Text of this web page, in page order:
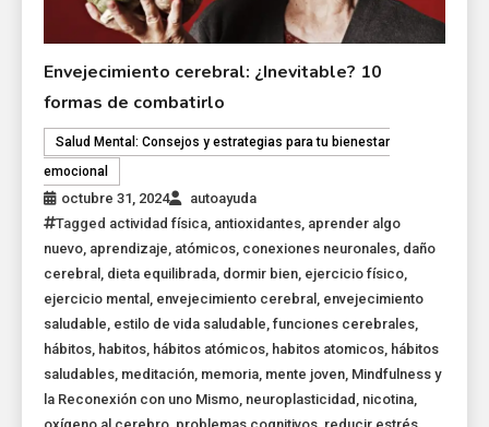
Envejecimiento cerebral: ¿Inevitable? 10
formas de combatirlo
Salud Mental: Consejos y estrategias para tu bienestar
emocional
octubre 31, 2024
autoayuda
Tagged actividad física, antioxidantes, aprender algo
nuevo, aprendizaje, atómicos, conexiones neuronales, daño
cerebral , dieta equilibrada, dormir bien, ejercicio físico,
ejercicio mental , envejecimiento cerebral , envejecimiento
saludable, estilo de vida saludable,funciones cerebrales,
hábitos, habitos, hábitos atómicos, habitos atomicos, hábitos
saludables, meditación, memoria, mente joven, Mindfulness y
la Reconexión con uno Mismo, neuroplasticidad , nicotina,